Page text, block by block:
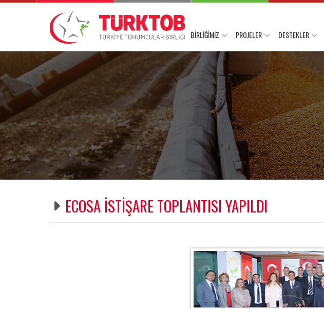
BİRLİĞİMİZ PROJELER DESTEKLER
ECOSA İSTİŞARE TOPLANTISI YAPILDI